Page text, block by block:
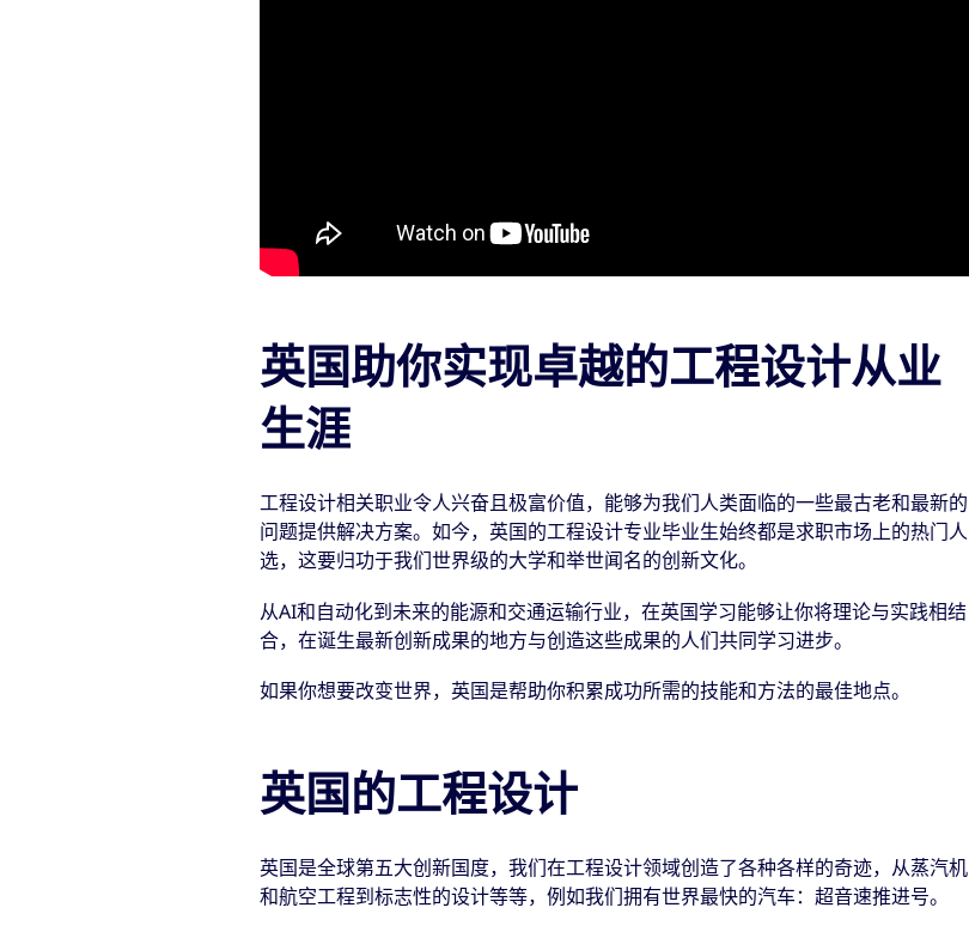
英国助你实现卓越的工程设计从业
生涯
工程设计相关职业令人兴奋且极富价值，能够为我们人类面临的一些最古老和最新的
问题提供解决方案。如今，英国的工程设计专业毕业生始终都是求职市场上的热门人
选，这要归功于我们世界级的大学和举世闻名的创新文化。
从AI和自动化到未来的能源和交通运输行业，在英国学习能够让你将理论与实践相结
合，在诞生最新创新成果的地方与创造这些成果的人们共同学习进步。
如果你想要改变世界，英国是帮助你积累成功所需的技能和方法的最佳地点。
英国的工程设计
英国是全球第五大创新国度，我们在工程设计领域创造了各种各样的奇迹，从蒸汽机
和航空工程到标志性的设计等等，例如我们拥有世界最快的汽车：超音速推进号。